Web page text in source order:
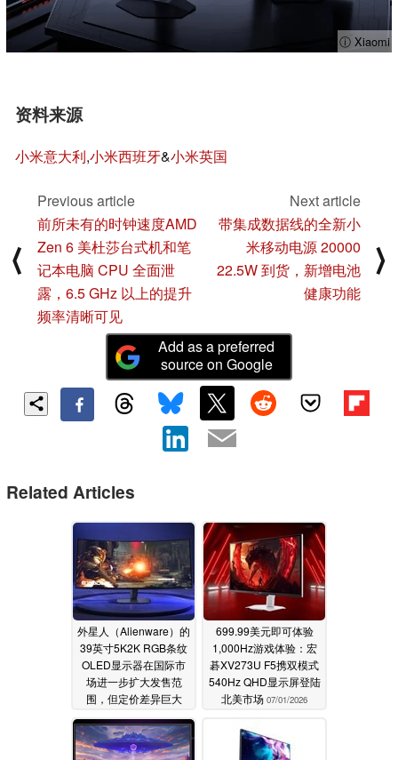
ⓘ Xiaomi
资料来源
小米意大利,小米西班牙&小米英国
⟨
Previous article
前所未有的时钟速度AMD
Zen 6 美杜莎台式机和笔
记本电脑 CPU 全面泄
露，6.5 GHz 以上的提升
频率清晰可见
Next article
带集成数据线的全新小
米移动电源 20000
22.5W 到货，新增电池
健康功能
⟩
Add as a preferred
source on Google
Related Articles
外星人（Alienware）的
39英寸5K2K RGB条纹
OLED显示器在国际市
场进一步扩大发售范
围，但定价差异巨大
07/02/2026
699.99美元即可体验
1,000Hz游戏体验：宏
碁XV273U F5携双模式
540Hz QHD显示屏登陆
北美市场 07/01/2026